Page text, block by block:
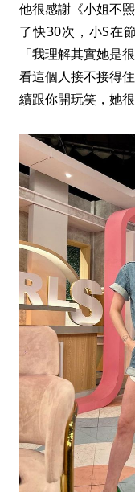
他很感謝《小姐不
了快30次，小S在
「我理解其實她是
看這個人接不接得
續跟你開玩笑，她